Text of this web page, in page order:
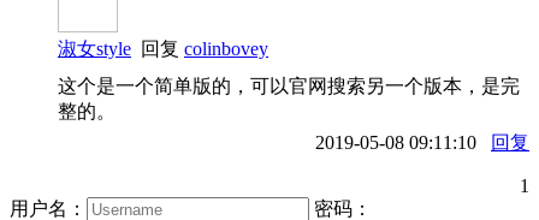
淑女style 回复 colinbovey
这个是一个简单版的，可以官网搜索另一个版本，是完
整的。
2019-05-08 09:11:10
回复
1
用户名：
密码：